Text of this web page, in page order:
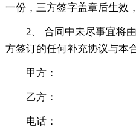
一份，三方签字盖章后生效
2、 合同中未尽事宜将
方签订的任何补充协议与本
甲方：
乙方：
电话：